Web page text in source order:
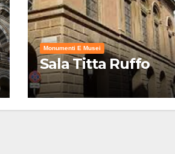
Monumenti E Musei
Sala Titta Ruffo